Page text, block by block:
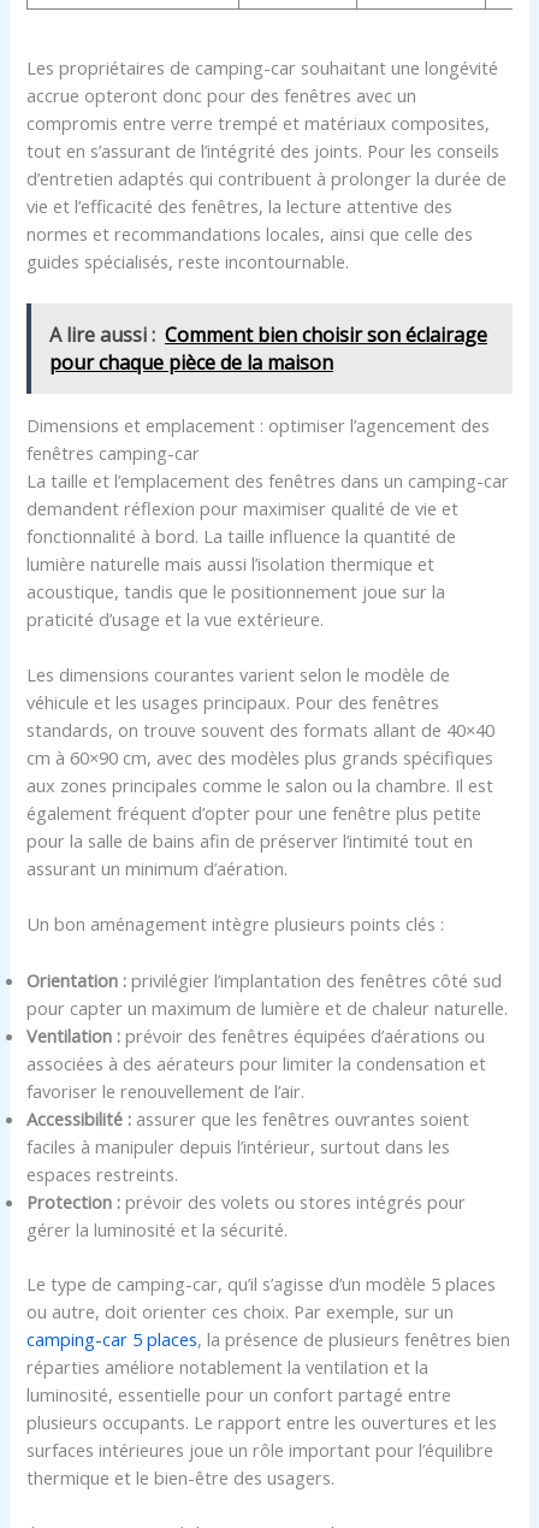
Les propriétaires de camping-car souhaitant une longévité
accrue opteront donc pour des fenêtres avec un
compromis entre verre trempé et matériaux composites,
tout en s’assurant de l’intégrité des joints. Pour les conseils
d’entretien adaptés qui contribuent à prolonger la durée de
vie et l’efficacité des fenêtres, la lecture attentive des
normes et recommandations locales, ainsi que celle des
guides spécialisés, reste incontournable.
A lire aussi : Comment bien choisir son éclairage
pour chaque pièce de la maison
Dimensions et emplacement : optimiser l’agencement des
fenêtres camping-car
La taille et l’emplacement des fenêtres dans un camping-car
demandent réflexion pour maximiser qualité de vie et
fonctionnalité à bord. La taille influence la quantité de
lumière naturelle mais aussi l’isolation thermique et
acoustique, tandis que le positionnement joue sur la
praticité d’usage et la vue extérieure.
Les dimensions courantes varient selon le modèle de
véhicule et les usages principaux. Pour des fenêtres
standards, on trouve souvent des formats allant de 40×40
cm à 60×90 cm, avec des modèles plus grands spécifiques
aux zones principales comme le salon ou la chambre. Il est
également fréquent d’opter pour une fenêtre plus petite
pour la salle de bains afin de préserver l’intimité tout en
assurant un minimum d’aération.
Un bon aménagement intègre plusieurs points clés :
Orientation : privilégier l’implantation des fenêtres côté sud
pour capter un maximum de lumière et de chaleur naturelle.
Ventilation : prévoir des fenêtres équipées d’aérations ou
associées à des aérateurs pour limiter la condensation et
favoriser le renouvellement de l’air.
Accessibilité : assurer que les fenêtres ouvrantes soient
faciles à manipuler depuis l’intérieur, surtout dans les
espaces restreints.
Protection : prévoir des volets ou stores intégrés pour
gérer la luminosité et la sécurité.
Le type de camping-car, qu’il s’agisse d’un modèle 5 places
ou autre, doit orienter ces choix. Par exemple, sur un
camping-car 5 places, la présence de plusieurs fenêtres bien
réparties améliore notablement la ventilation et la
luminosité, essentielle pour un confort partagé entre
plusieurs occupants. Le rapport entre les ouvertures et les
surfaces intérieures joue un rôle important pour l’équilibre
thermique et le bien-être des usagers.